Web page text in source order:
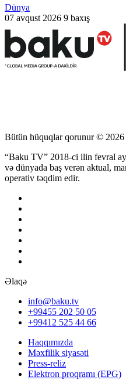
Dünya
07 avqust 2026 9 baxış
Bütün hüquqlar qorunur © 2026
“Baku TV” 2018-ci ilin fevral
və dünyada baş verən aktual,
operativ təqdim edir.
Əlaqə
info@baku.tv
+99455 202 50 05
+99412 525 44 66
Haqqımızda
Məxfilik siyasəti
Press-reliz
Elektron proqramı (EPG)